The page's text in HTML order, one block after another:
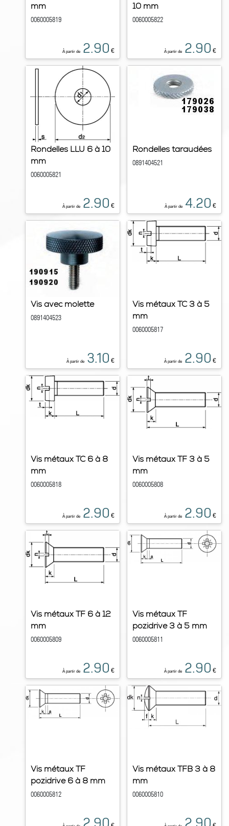
mm
0060005819
À partir de 2.90 €
10 mm
0060005822
À partir de 2.90 €
Rondelles LLU 6 à 10
mm
0060005821
À partir de 2.90 €
Rondelles taraudées
0891404521
À partir de 4.20 €
Vis avec molette
0891404523
À partir de 3.10 €
Vis métaux TC 3 à 5
mm
0060005817
À partir de 2.90 €
Vis métaux TC 6 à 8
mm
0060005818
À partir de 2.90 €
Vis métaux TF 3 à 5
mm
0060005808
À partir de 2.90 €
Vis métaux TF 6 à 12
mm
0060005809
À partir de 2.90 €
Vis métaux TF
pozidrive 3 à 5 mm
0060005811
À partir de 2.90 €
Vis métaux TF
pozidrive 6 à 8 mm
0060005812
Vis métaux TFB 3 à 8
mm
0060005810